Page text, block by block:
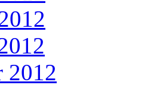
2012